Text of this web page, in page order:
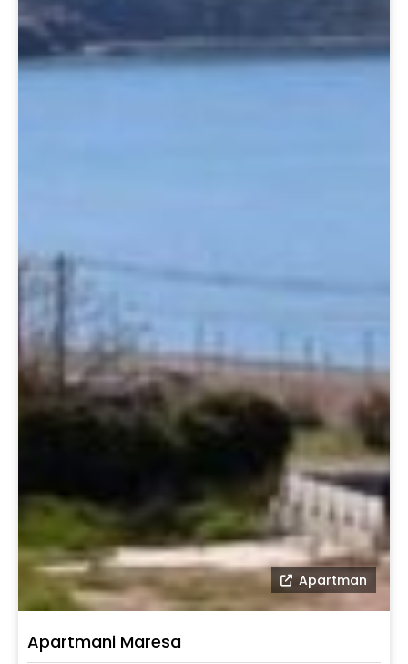
Apartman
Apartmani Maresa